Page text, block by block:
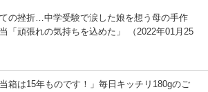
の挫折…中学受験で涙した娘を想う母の手作
「頑張れの気持ちを込めた」 （2022年01月25
当箱は15年ものです！」毎日キッチリ180gのご